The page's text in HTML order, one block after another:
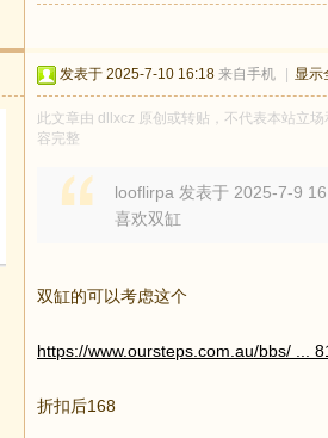
发表于 2025-7-10 16:18 来自手机 显示
此文章由 dllxcz 原创或转贴，不代表本站立
容完整
looflirpa 发表于 2025-7-9
喜欢双缸
双缸的可以考虑这个
https://www.oursteps.com.au/bbs/ ...
折扣后168